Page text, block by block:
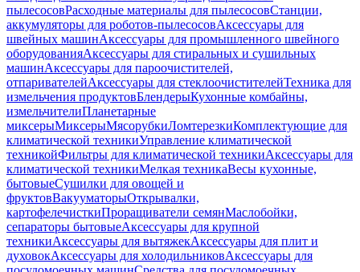
пылесосовРасходные материалы для пылесосовСтанции,
аккумуляторы для роботов-пылесосовАксессуары для
швейных машинАксессуары для промышленного швейного
оборудованияАксессуары для стиральных и сушильных
машинАксессуары для пароочистителей,
отпаривателейАксессуары для стеклоочистителейТехника для
измельчения продуктовБлендерыКухонные комбайны,
измельчителиПланетарные
миксерыМиксерыМясорубкиЛомтерезкиКомплектующие для
климатической техникиУправление климатической
техникойФильтры для климатической техникиАксессуары для
климатической техникиМелкая техникаВесы кухонные,
бытовыеСушилки для овощей и
фруктовВакууматорыОткрывалки,
картофелечисткиПроращиватели семянМаслобойки,
сепараторы бытовыеАксессуары для крупной
техникиАксессуары для вытяжекАксессуары для плит и
духовокАксессуары для холодильниковАксессуары для